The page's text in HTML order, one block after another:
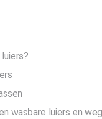
wasbare luiers en